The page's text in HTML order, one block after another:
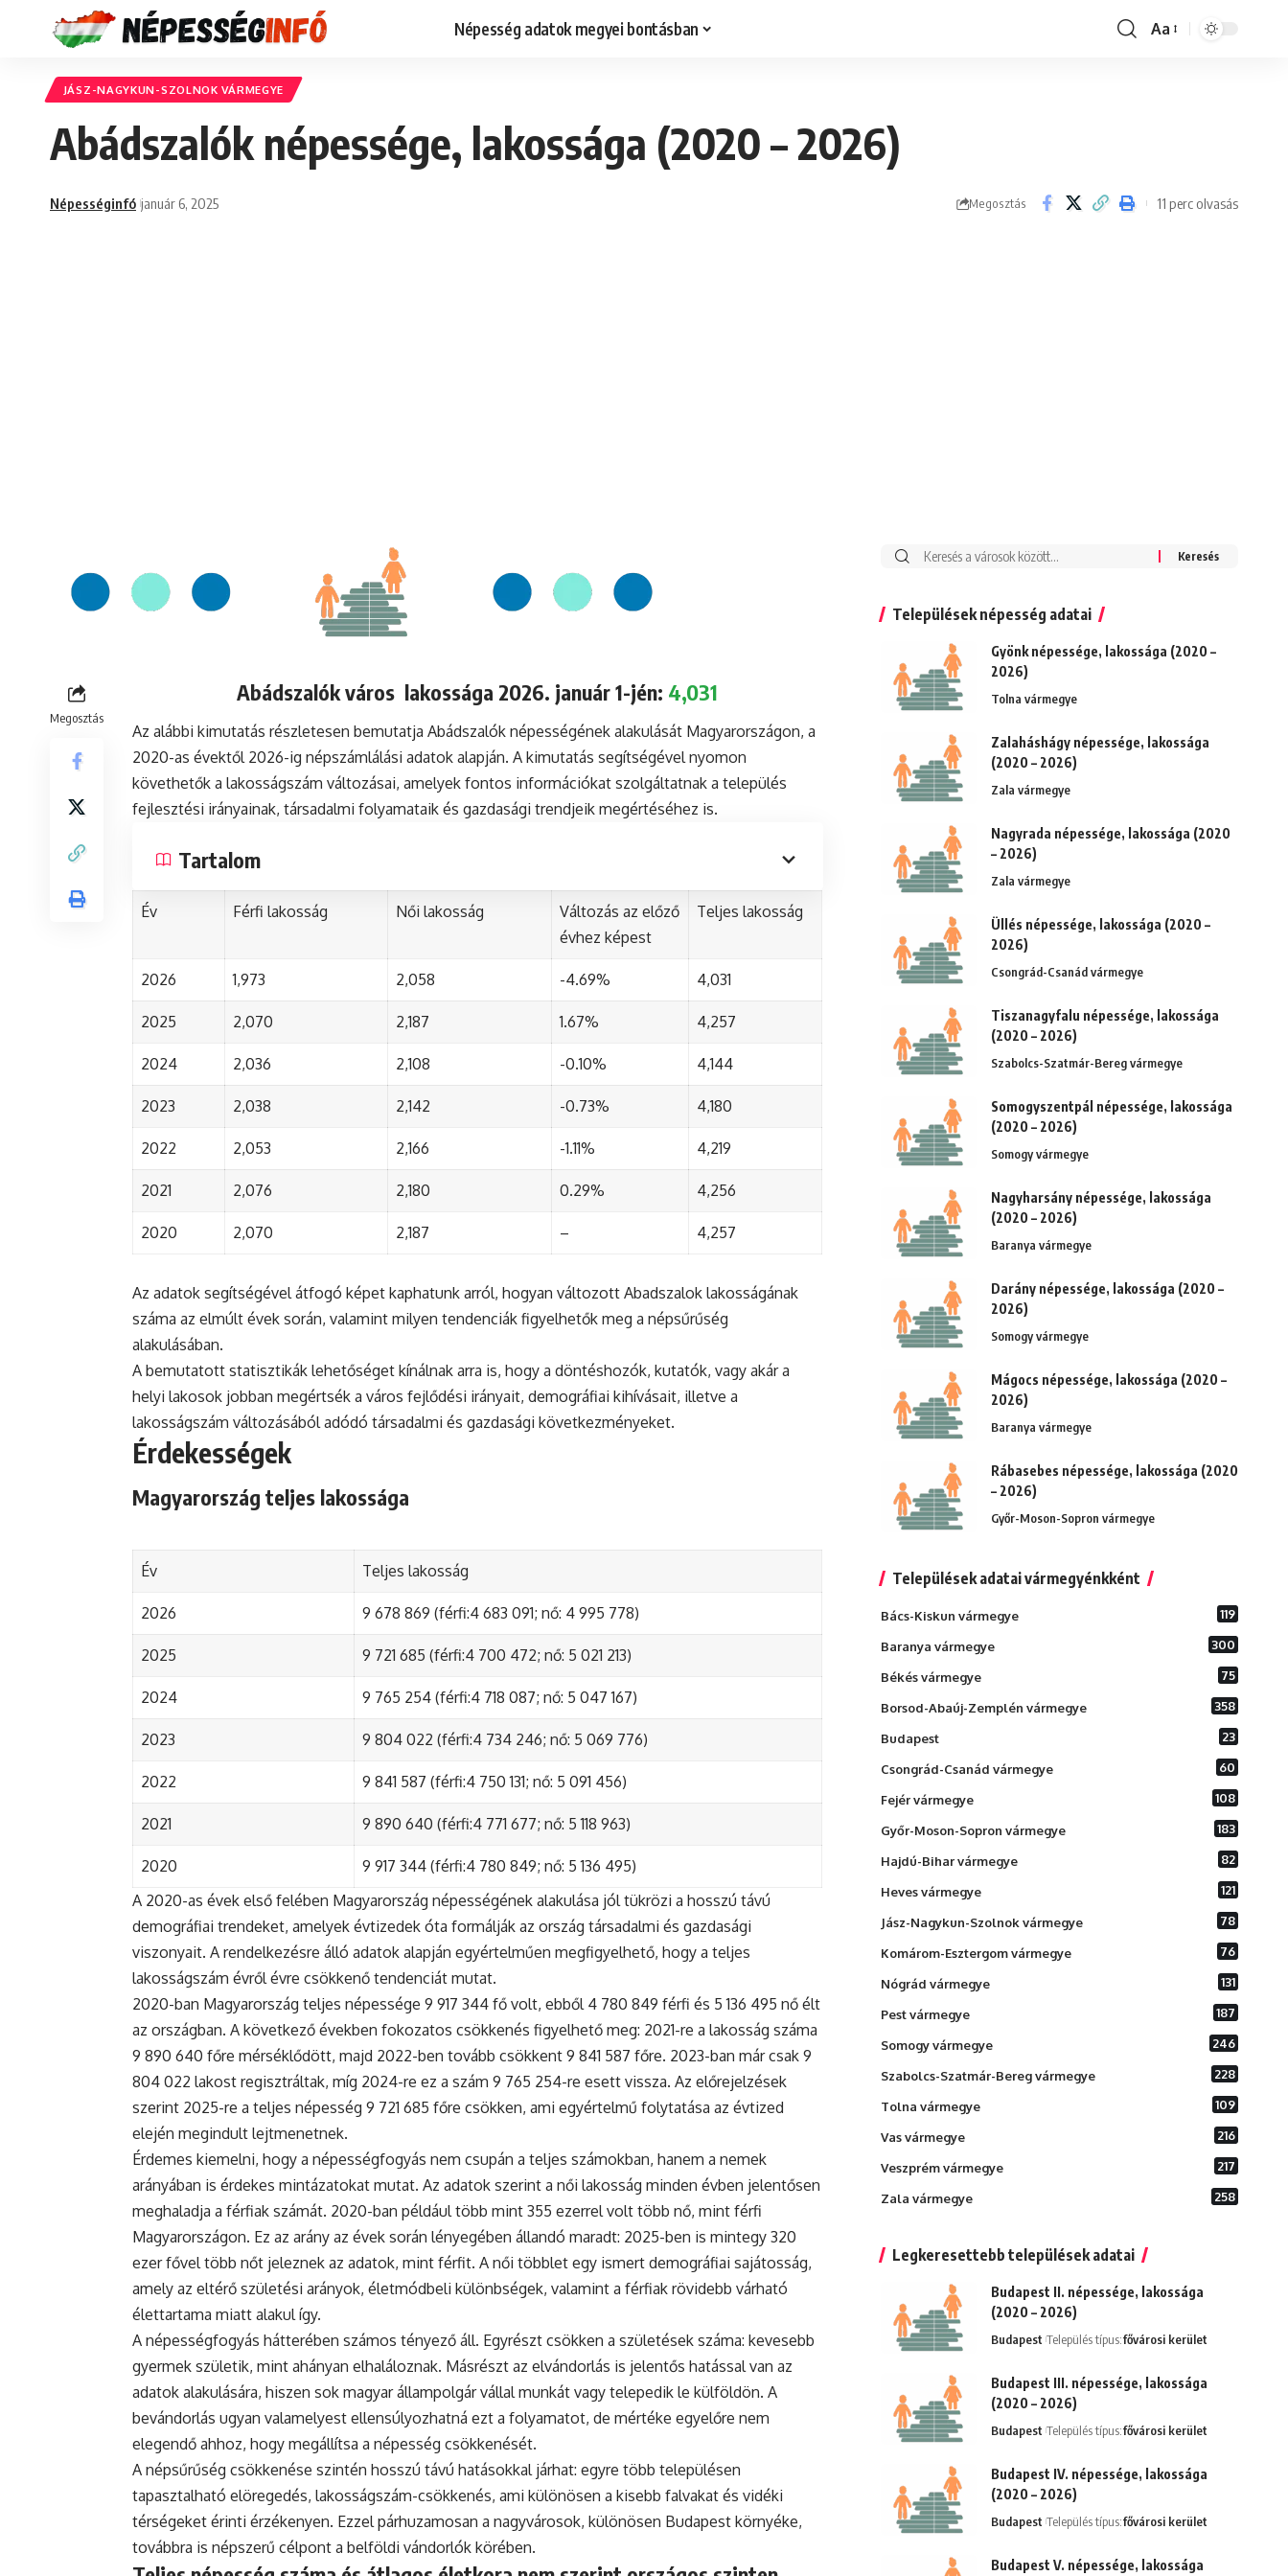
Népesség adatok megyei bontásban
Font
Aa
JÁSZ-NAGYKUN-SZOLNOK VÁRMEGYE
Abádszalók népessége, lakossága (2020 – 2026)
Népességinfó január 6, 2025 Megosztás 11 perc olvasás
Megosztás
Abádszalók város lakossága 2026. január 1-jén: 4,031
Az alábbi kimutatás részletesen bemutatja Abádszalók népességének alakulását Magyarországon, a
2020-as évektől 2026-ig népszámlálási adatok alapján. A kimutatás segítségével nyomon
követhetők a lakosságszám változásai, amelyek fontos információkat szolgáltatnak a település
fejlesztési irányainak, társadalmi folyamataik és gazdasági trendjeik megértéséhez is.
Tartalom
Év Férfi lakosság Női lakosság
Változás az előző
évhez képest
Teljes lakosság
2026 1,973 2,058 -4.69% 4,031
2025 2,070 2,187 1.67% 4,257
2024 2,036 2,108 -0.10% 4,144
2023 2,038 2,142 -0.73% 4,180
2022 2,053 2,166 -1.11% 4,219
2021 2,076 2,180 0.29% 4,256
2020 2,070 2,187 – 4,257
Az adatok segítségével átfogó képet kaphatunk arról, hogyan változott Abadszalok lakosságának
száma az elmúlt évek során, valamint milyen tendenciák figyelhetők meg a népsűrűség
alakulásában.
A bemutatott statisztikák lehetőséget kínálnak arra is, hogy a döntéshozók, kutatók, vagy akár a
helyi lakosok jobban megértsék a város fejlődési irányait, demográfiai kihívásait, illetve a
lakosságszám változásából adódó társadalmi és gazdasági következményeket.
Érdekességek
Magyarország teljes lakossága
Év Teljes lakosság
2026 9 678 869 (férfi:4 683 091; nő: 4 995 778)
2025 9 721 685 (férfi:4 700 472; nő: 5 021 213)
2024 9 765 254 (férfi:4 718 087; nő: 5 047 167)
2023 9 804 022 (férfi:4 734 246; nő: 5 069 776)
2022 9 841 587 (férfi:4 750 131; nő: 5 091 456)
2021 9 890 640 (férfi:4 771 677; nő: 5 118 963)
2020
9 917 344 (férfi:4 780 849; nő: 5 136 495)
A 2020-as évek első felében Magyarország népességének alakulása jól tükrözi a hosszú távú
demográfiai trendeket, amelyek évtizedek óta formálják az ország társadalmi és gazdasági
viszonyait. A rendelkezésre álló adatok alapján egyértelműen megfigyelhető, hogy a teljes
lakosságszám évről évre csökkenő tendenciát mutat.
2020-ban Magyarország teljes népessége 9 917 344 fő volt, ebből 4 780 849 férfi és 5 136 495 nő élt
az országban. A következő években fokozatos csökkenés figyelhető meg: 2021-re a lakosság száma
9 890 640 főre mérséklődött, majd 2022-ben tovább csökkent 9 841 587 főre. 2023-ban már csak 9
804 022 lakost regisztráltak, míg 2024-re ez a szám 9 765 254-re esett vissza. Az előrejelzések
szerint 2025-re a teljes népesség 9 721 685 főre csökken, ami egyértelmű folytatása az évtized
elején megindult lejtmenetnek.
Érdemes kiemelni, hogy a népességfogyás nem csupán a teljes számokban, hanem a nemek
arányában is érdekes mintázatokat mutat. Az adatok szerint a női lakosság minden évben jelentősen
meghaladja a férfiak számát. 2020-ban például több mint 355 ezerrel volt több nő, mint férfi
Magyarországon. Ez az arány az évek során lényegében állandó maradt: 2025-ben is mintegy 320
ezer fővel több nőt jeleznek az adatok, mint férfit. A női többlet egy ismert demográfiai sajátosság,
amely az eltérő születési arányok, életmódbeli különbségek, valamint a férfiak rövidebb várható
élettartama miatt alakul így.
A népességfogyás hátterében számos tényező áll. Egyrészt csökken a születések száma: kevesebb
gyermek születik, mint ahányan elhaláloznak. Másrészt az elvándorlás is jelentős hatással van az
adatok alakulására, hiszen sok magyar állampolgár vállal munkát vagy telepedik le külföldön. A
bevándorlás ugyan valamelyest ellensúlyozhatná ezt a folyamatot, de mértéke egyelőre nem
elegendő ahhoz, hogy megállítsa a népesség csökkenését.
A népsűrűség csökkenése szintén hosszú távú hatásokkal járhat: egyre több településen
tapasztalható elöregedés, lakosságszám-csökkenés, ami különösen a kisebb falvakat és vidéki
térségeket érinti érzékenyen. Ezzel párhuzamosan a nagyvárosok, különösen Budapest környéke,
továbbra is népszerű célpont a belföldi vándorlók körében.
Keresés:
Települések népesség adatai
Gyönk népessége, lakossága (2020 –
2026)
Tolna vármegye
Zalaháshágy népessége, lakossága
(2020 – 2026)
Zala vármegye
Nagyrada népessége, lakossága (2020
– 2026)
Zala vármegye
Üllés népessége, lakossága (2020 –
2026)
Csongrád-Csanád vármegye
Tiszanagyfalu népessége, lakossága
(2020 – 2026)
Szabolcs-Szatmár-Bereg vármegye
Somogyszentpál népessége, lakossága
(2020 – 2026)
Somogy vármegye
Nagyharsány népessége, lakossága
(2020 – 2026)
Baranya vármegye
Darány népessége, lakossága (2020 –
2026)
Somogy vármegye
Mágocs népessége, lakossága (2020 –
2026)
Baranya vármegye
Rábasebes népessége, lakossága (2020
– 2026)
Győr-Moson-Sopron vármegye
Települések adatai vármegyénkként
Bács-Kiskun vármegye 119
Baranya vármegye 300
Békés vármegye 75
Borsod-Abaúj-Zemplén vármegye 358
Budapest 23
Csongrád-Csanád vármegye 60
Fejér vármegye 108
Győr-Moson-Sopron vármegye 183
Hajdú-Bihar vármegye 82
Heves vármegye 121
Jász-Nagykun-Szolnok vármegye 78
Komárom-Esztergom vármegye 76
Nógrád vármegye 131
Pest vármegye 187
Somogy vármegye 246
Szabolcs-Szatmár-Bereg vármegye 228
Tolna vármegye 109
Vas vármegye 216
Veszprém vármegye 217
Zala vármegye 258
Legkeresettebb települések adatai
Budapest II. népessége, lakossága
(2020 – 2026)
Budapest Település típus:fővárosi kerület
Budapest III. népessége, lakossága
(2020 – 2026)
Budapest Település típus:fővárosi kerület
Budapest IV. népessége, lakossága
(2020 – 2026)
Budapest Település típus:fővárosi kerület
Budapest V. népessége, lakossága